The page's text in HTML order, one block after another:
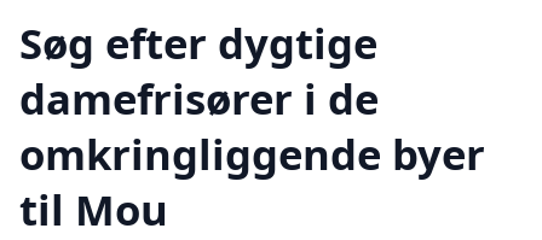
Søg efter dygtige
damefrisører i de
omkringliggende byer
til Mou